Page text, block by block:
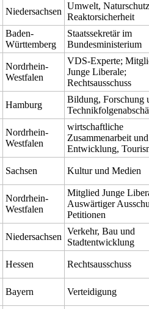
Niedersachsen
Umwelt,
Reaktorsicherheit
Baden-
Württemberg
Staatssekretär im
Bundesministerium
Nordrhein-
Westfalen
VDS-Experte;
Junge Liberale;
Rechtsausschuss
Hamburg
Bildung, Forschung
Nordrhein-
Westfalen
wirtschaftliche
Zusammenarbeit und
Entwicklung,
Sachsen Kultur und Medien
Nordrhein-
Westfalen
Mitglied Junge
Auswärtiger
Petitionen
Niedersachsen
Verkehr, Bau und
Stadtentwicklung
Hessen Rechtsausschuss
Bayern Verteidigung